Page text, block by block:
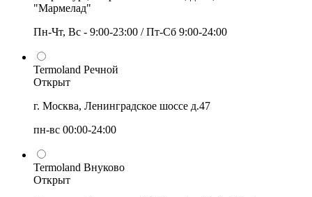
"Мармелад"
Пн-Чт, Вс - 9:00-23:00 / Пт-Сб 9:00-24:00
Termoland Речной
Открыт
г. Москва, Ленинградское шоссе д.47
пн-вс 00:00-24:00
Termoland Внуково
Открыт